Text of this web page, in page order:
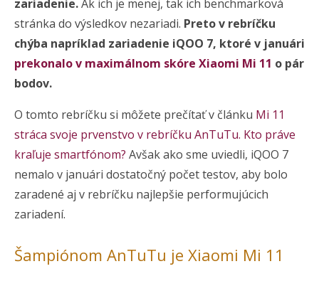
zariadenie.Ak ich je menej, tak ich benchmarková
stránka do výsledkov nezariadi. Preto v rebríčku
chýba napríklad zariadenie iQOO 7, ktoré v januári
prekonalo v maximálnom skóre Xiaomi Mi 11 o pár
bodov.
O tomto rebríčku si môžete prečítať v článku Mi 11
stráca svoje prvenstvo v rebríčku AnTuTu. Kto práve
kraľuje smartfónom? Avšak ako sme uviedli, iQOO 7
nemalo v januári dostatočný počet testov, aby bolo
zaradené aj v rebríčku najlepšie performujúcich
zariadení.
Šampiónom AnTuTu je Xiaomi Mi 11